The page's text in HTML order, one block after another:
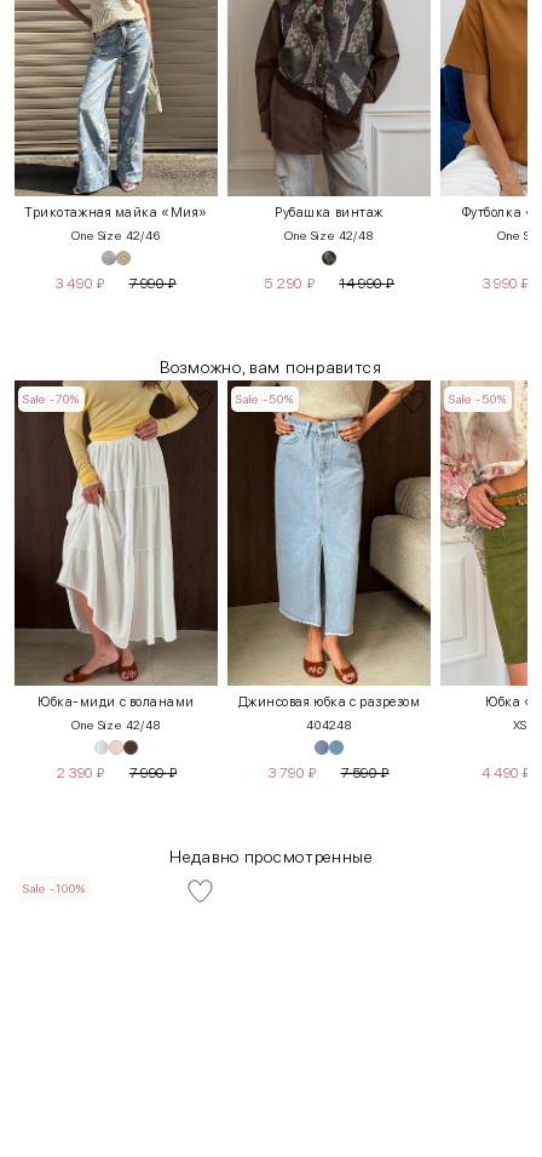
Трикотажная майка «Мия»
One Size 42/46
3 490 ₽ 7 990₽
Рубашка винтаж
One Size 42/48
5 290 ₽ 14 990₽
Футболка
One
3 990 ₽
Возможно, вам понравится
Sale -70%
Юбка-миди с воланами
One Size 42/48
2 390 ₽ 7 990₽
Sale -50%
Джинсовая юбка с разрезом
404248
3 790 ₽ 7 590₽
Sale -50%
Юбка
XS
4 490 ₽
Недавно просмотренные
Sale -100%